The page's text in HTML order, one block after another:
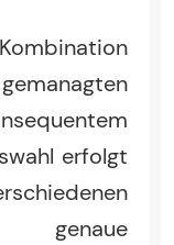
erfolgt
genaue